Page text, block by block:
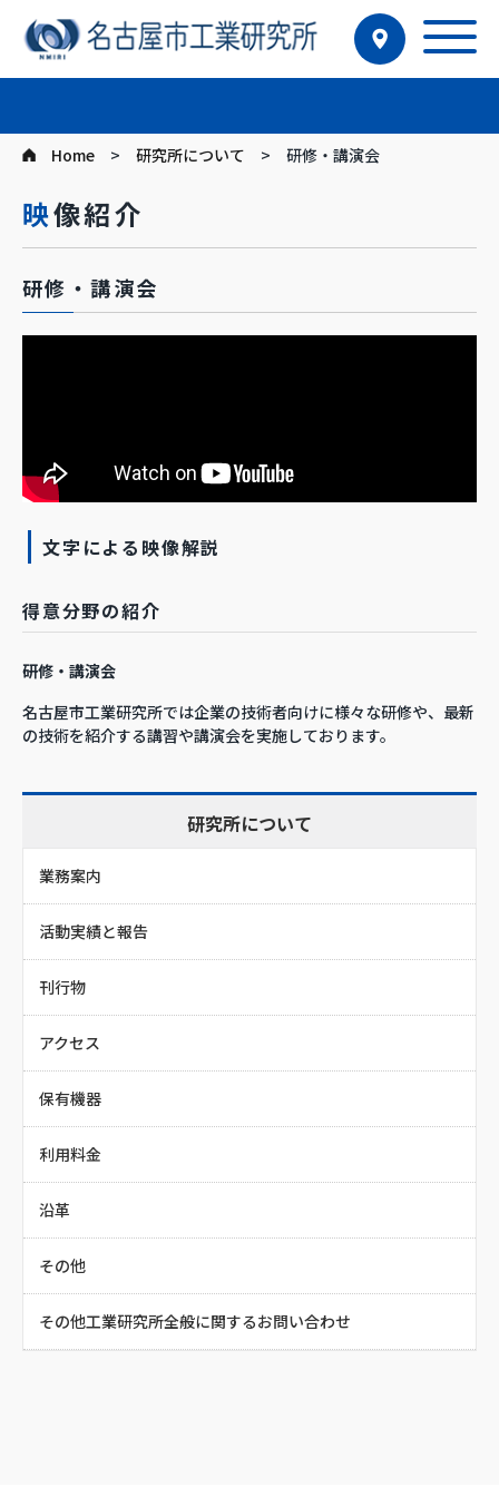
Home 研究所について 研修・講演会
映像紹介
研修・講演会
文字による映像解説
得意分野の紹介
研修・講演会
名古屋市工業研究所では企業の技術者向けに様々な研修や、最新
の技術を紹介する講習や講演会を実施しております。
研究所について
業務案内
活動実績と報告
刊行物
アクセス
保有機器
利用料金
沿革
その他
その他工業研究所全般に関するお問い合わせ